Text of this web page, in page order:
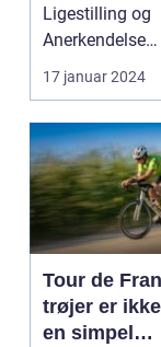
Ligestilling og
Anerkendelse
Introduktion til
Kvindernes To...
17 januar 2024
Tour de
trøjer er
en simpel